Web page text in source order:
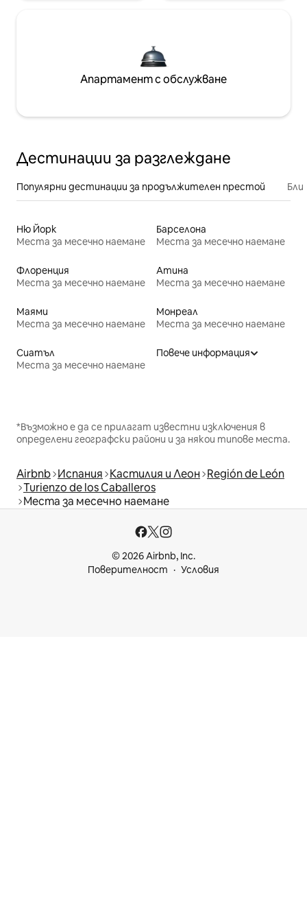
Апартамент с обслужване
Дестинации за разглеждане
Популярни дестинации за продължителен престой
Ню Йорк
Места за месечно наемане
Барселона
Места за месечно наемане
Флоренция
Места за месечно наемане
Атина
Места за месечно наемане
Маями
Места за месечно наемане
Монреал
Места за месечно наемане
Сиатъл
Места за месечно наемане
Повече информация
*Възможно е да се прилагат известни изключения в
определени географски райони и за някои типове места.
Airbnb Испания Кастилия и Леон Región de León
Turienzo de los Caballeros
Места за месечно наемане
© 2026 Airbnb, Inc.
Поверителност
Условия